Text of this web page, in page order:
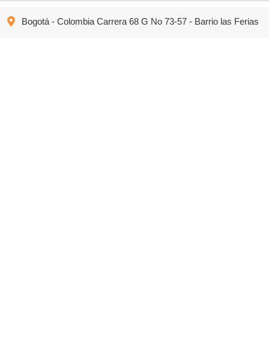
Bogotá - Colombia Carrera 68 G No 73-57 - Barrio las Ferias